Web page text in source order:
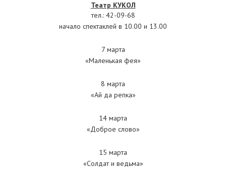
Театр КУКОЛ
тел.: 42-09-68
начало спектаклей в 10.00 и 13.00
7 марта
«Маленькая фея»
8 марта
«Ай да репка»
14 марта
«Доброе слово»
15 марта
«Солдат и ведьма»